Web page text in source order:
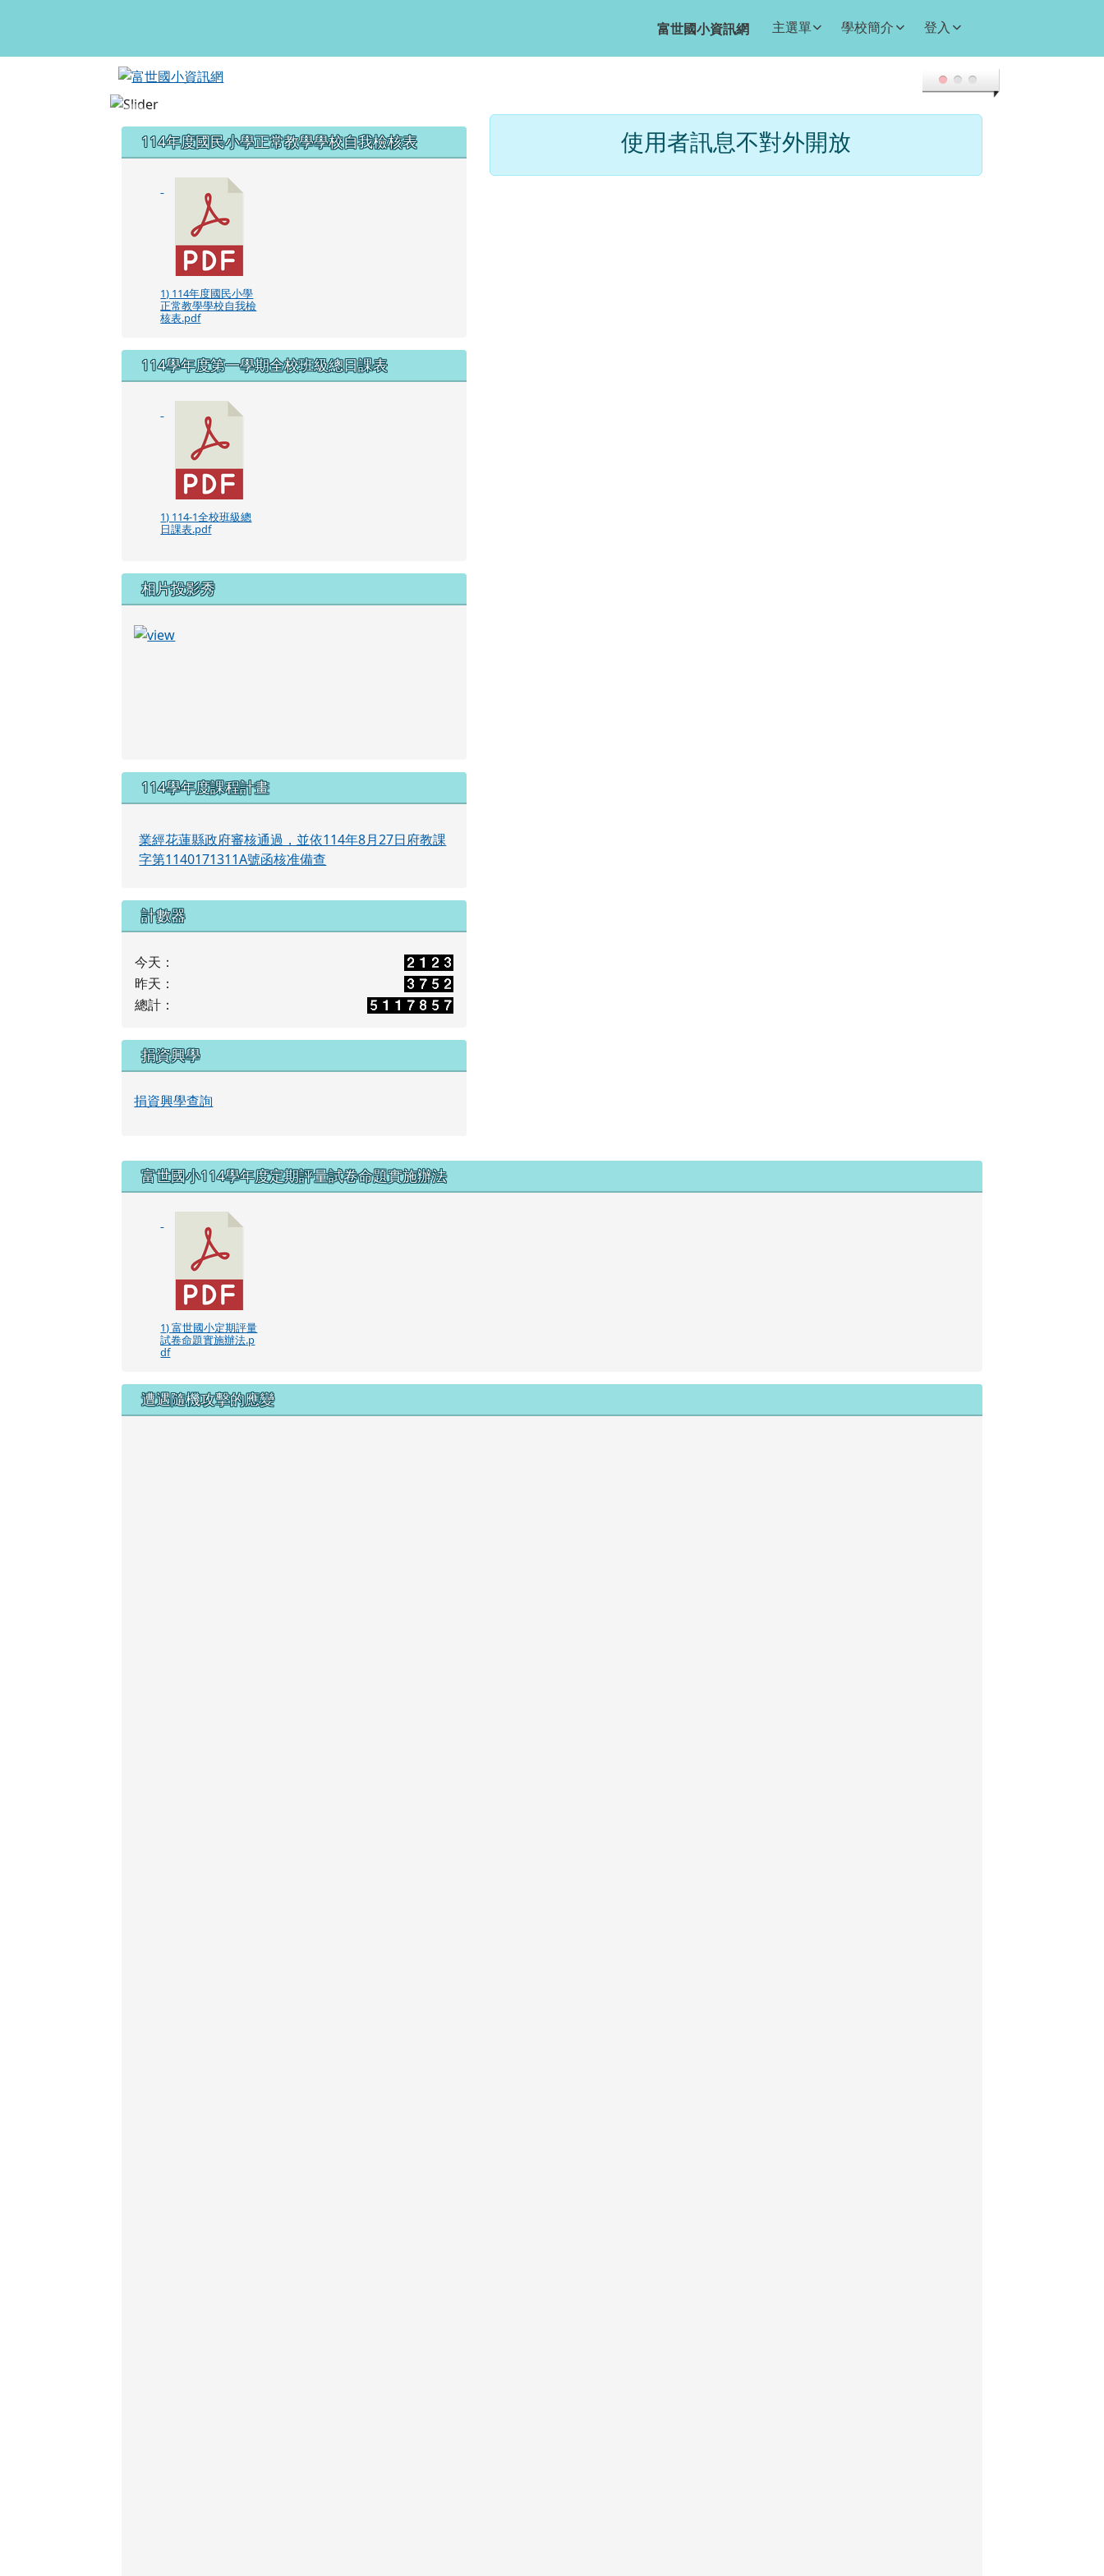
富世國小資訊網 主選單 學校簡介 登入
左邊區域內容
114年度國民小學正常教學學校自我檢核表
1) 114年度國民小學
正常教學學校自我檢
核表.pdf
114學年度第一學期全校班級總日課表
1) 114-1全校班級總
日課表.pdf
相片投影秀
114學年度課程計畫
業經花蓮縣政府審核通過，並依114年8月27日府教課
字第1140171311A號函核准備查
計數器
今天：
昨天：
總計：
捐資興學
捐資興學查詢
主內容區域 使用者訊息不對外開放
右邊區域內容
富世國小114學年度定期評量試卷命題實施辦法
1) 富世國小定期評量
試卷命題實施辦法.p
df
遭遇隨機攻擊的應變